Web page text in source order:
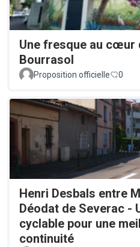
Une fresque au cœur
Bourrasol
Proposition officielle 0
Henri Desbals entre
Déodat de Severac -
cyclable pour une
continuité